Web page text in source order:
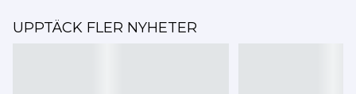
UPPTÄCK FLER NYHETER